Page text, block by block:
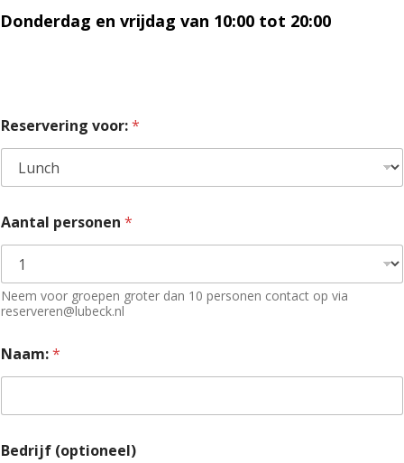
Donderdag en vrijdag van 10:00 tot 20:00
Reservering voor:*
Aantal personen *
Neem voor groepen groter dan 10 personen contact op via
reserveren@lubeck.nl
Naam:*
Bedrijf (optioneel)